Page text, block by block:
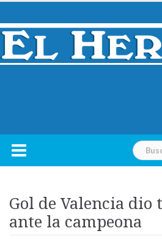
Skip
content
Buscar:
Gol de Valencia
ante la campeona